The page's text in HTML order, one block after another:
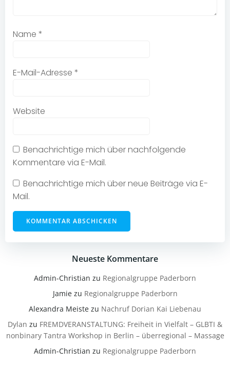
Name *
E-Mail-Adresse *
Website
Benachrichtige mich über nachfolgende
Kommentare via E-Mail.
Benachrichtige mich über neue Beiträge via E-
Mail.
Neueste Kommentare
Admin-Christian zu Regionalgruppe Paderborn
Jamiezu Regionalgruppe Paderborn
Alexandra Meiste zu Nachruf Dorian Kai Liebenau
Dylan zu FREMDVERANSTALTUNG: Freiheit in Vielfalt – GLBTI &
nonbinary Tantra Workshop in Berlin – überregional – Massage
Admin-Christian zu Regionalgruppe Paderborn